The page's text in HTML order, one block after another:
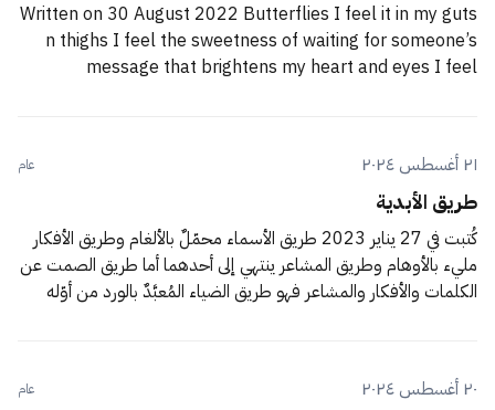
Written on 30 August 2022 Butterflies I feel it in my guts
n thighs I feel the sweetness of waiting for someone’s
message that brightens my heart and eyes I feel
٢١ أغسطس ٢٠٢٤
عام
طريق الأبدية
كُتبت في 27 يناير 2023 طريق الأسماء محمّلٌ بالألغام وطريق الأفكار
مليء بالأوهام وطريق المشاعر ينتهي إلى أحدهما أما طريق الصمت عن
الكلمات والأفكار والمشاعر فهو طريق الضياء المُعبَّدٌ بالورد من أوّله
٢٠ أغسطس ٢٠٢٤ عام